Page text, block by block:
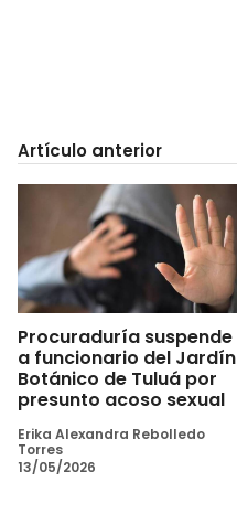
Artículo anterior
Procuraduría suspende
a funcionario del Jardín
Botánico de Tuluá por
presunto acoso sexual
Erika Alexandra Rebolledo
Torres
13/05/2026